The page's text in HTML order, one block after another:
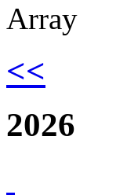
Array
<<
2026